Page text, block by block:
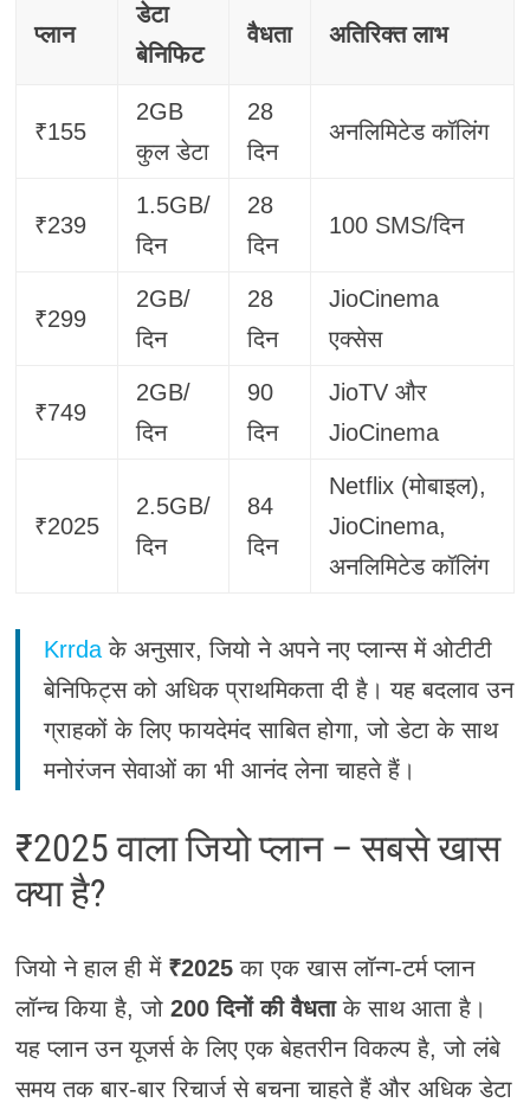
प्लान
डेटा
बेनिफिट
वैधता अतिरिक्त लाभ
₹155
2GB
कुल डेटा
28
दिन
अनलिमिटेड कॉलिंग
₹239
1.5GB/
दिन
28
दिन
100 SMS/दिन
₹299
2GB/
दिन
28
दिन
JioCinema
एक्सेस
₹749
2GB/
दिन
90
दिन
JioTV और
JioCinema
₹2025
2.5GB/
दिन
84
दिन
Netflix (मोबाइल),
JioCinema,
अनलिमिटेड कॉलिंग
Krrdaके अनुसार, जियो ने अपने नए प्लान्स में ओटीटी
बेनिफिट्स को अधिक प्राथमिकता दी है। यह बदलाव उन
ग्राहकों के लिए फायदेमंद साबित होगा, जो डेटा के साथ
मनोरंजन सेवाओं का भी आनंद लेना चाहते हैं।
₹2025 वाला जियो प्लान – सबसे खास
क्या है?
जियो ने हाल ही में ₹2025का एक खास लॉन्ग-टर्म प्लान
लॉन्च किया है, जो 200 दिनों की वैधताके साथ आता है।
यह प्लान उन यूजर्स के लिए एक बेहतरीन विकल्प है, जो लंबे
समय तक बार-बार रिचार्ज से बचना चाहते हैं और अधिक डेटा